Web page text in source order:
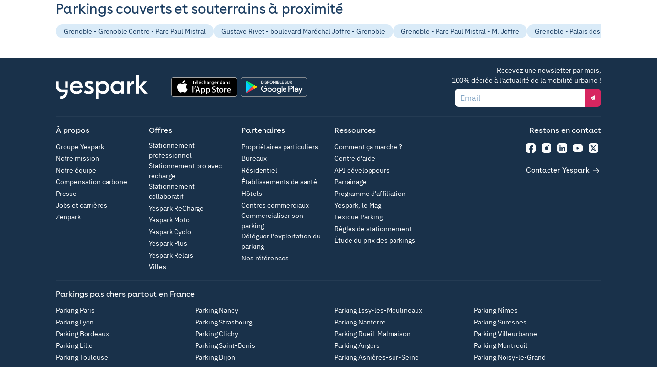
Parkings couverts et souterrains à proximité
Grenoble - Grenoble Centre - Parc Paul Mistral Gustave Rivet - boulevard Maréchal Joffre - Grenoble Grenoble - Parc Paul Mistral - M. Joffre Grenoble - Palais des sports - Stade
Recevez une newsletter par mois,
100% dédiée à l'actualité de la mobilité urbaine !
Email
À propos
Groupe Yespark
Notre mission
Notre équipe
Compensation carbone
Presse
Jobs et carrières
Zenpark
Offres
Stationnement
professionnel
Stationnement pro avec
recharge
Stationnement
collaboratif
Yespark ReCharge
Yespark Moto
Yespark Cyclo
Yespark Plus
Yespark Relais
Villes
Partenaires
Propriétaires particuliers
Bureaux
Résidentiel
Établissements de santé
Hôtels
Centres commerciaux
Commercialiser son
parking
Déléguer l'exploitation du
parking
Nos références
Ressources
Comment ça marche ?
Centre d'aide
API développeurs
Parrainage
Programme d'affiliation
Yespark, le Mag
Lexique Parking
Règles de stationnement
Étude du prix des parkings
Restons en contact
FacebookInstagramLinkedInYouTubeTwitter
Contacter Yespark
Parkings pas chers partout en France
Parking Paris
Parking Lyon
Parking Bordeaux
Parking Lille
Parking Toulouse
Parking Nancy
Parking Strasbourg
Parking Clichy
Parking Saint-Denis
Parking Dijon
Parking Issy-les-Moulineaux
Parking Nanterre
Parking Rueil-Malmaison
Parking Angers
Parking Asnières-sur-Seine
Parking Nîmes
Parking Suresnes
Parking Villeurbanne
Parking Montreuil
Parking Noisy-le-Grand